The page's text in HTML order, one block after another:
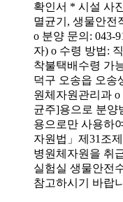
확인서 * 시설 사
멸균기, 생물안전
o 분양 문의: 043-
자) o 수령 방법:
착불택배수령 가
덕구 오송읍 오송
원체자원관리과
균주]용으로 분양
용으로만 사용하
자원법」제31조
병원체자원을 취
실험실 생물안전
참고하시기 바랍